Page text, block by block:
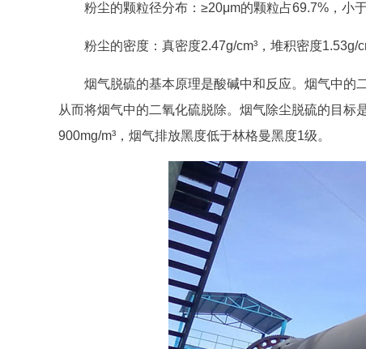
粉尘的颗粒径分布：≥20μm的颗粒占69.7%，小
粉尘的密度：真密度2.47g/cm³，堆积密度1.53g/
烟气脱硫的基本原理是酸碱中和反应。烟气中的
从而将烟气中的二氧化硫脱除。烟气除尘脱硫的目标
900mg/m³，烟气排放黑度低于林格曼黑度1级。